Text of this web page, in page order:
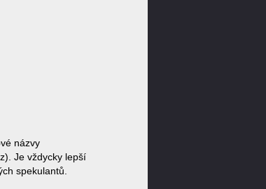
názvy
Je vždycky lepší
spekulantů.